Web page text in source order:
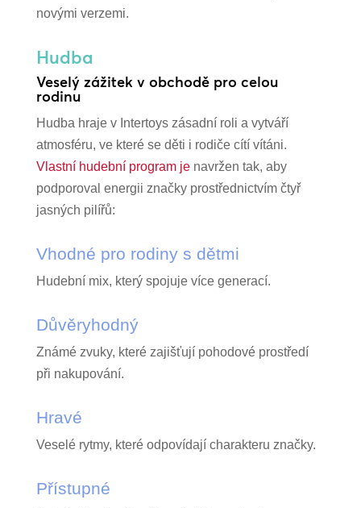
novými verzemi.
Hudba
Veselý zážitek v obchodě pro celou
rodinu
Hudba hraje v Intertoys zásadní roli a vytváří
atmosféru, ve které se děti i rodiče cítí vítáni.
Vlastní hudební program jenavržen tak, aby
podporoval energii značky prostřednictvím čtyř
jasných pilířů:
Vhodné pro rodiny s dětmi
Hudební mix, který spojuje více generací.
Důvěryhodný
Známé zvuky, které zajišťují pohodové prostředí
při nakupování.
Hravé
Veselé rytmy, které odpovídají charakteru značky.
Přístupné